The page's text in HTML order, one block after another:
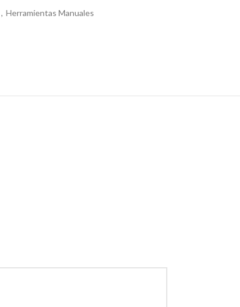
, Herramientas Manuales